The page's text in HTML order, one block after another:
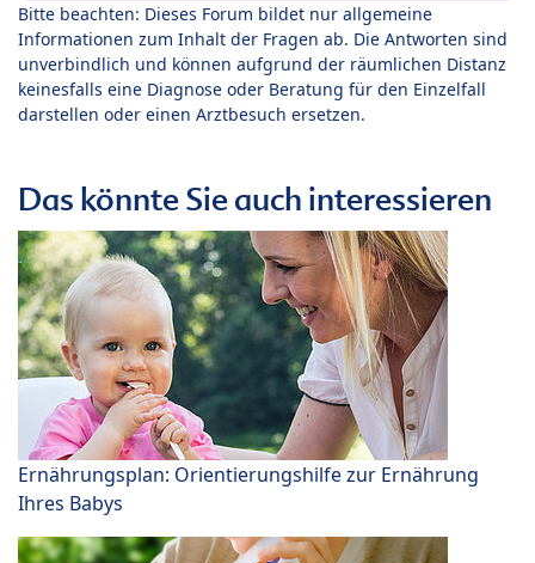
Bitte beachten: Dieses Forum bildet nur allgemeine
Informationen zum Inhalt der Fragen ab. Die Antworten sind
unverbindlich und können aufgrund der räumlichen Distanz
keinesfalls eine Diagnose oder Beratung für den Einzelfall
darstellen oder einen Arztbesuch ersetzen.
Das könnte Sie auch interessieren
Ernährungsplan: Orientierungshilfe zur Ernährung
Ihres Babys